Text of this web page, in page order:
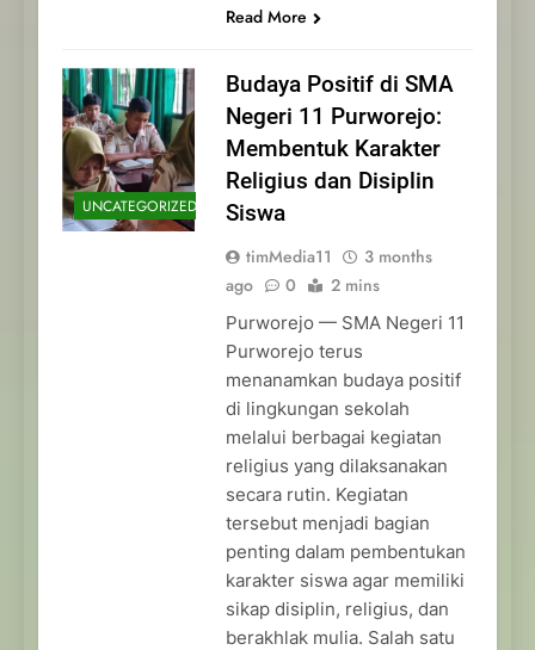
Read More
UNCATEGORIZED
Budaya Positif di SMA
Negeri 11 Purworejo:
Membentuk Karakter
Religius dan Disiplin
Siswa
timMedia11
3 months
ago
0 2 mins
Purworejo — SMA Negeri 11
Purworejo terus
menanamkan budaya positif
di lingkungan sekolah
melalui berbagai kegiatan
religius yang dilaksanakan
secara rutin. Kegiatan
tersebut menjadi bagian
penting dalam pembentukan
karakter siswa agar memiliki
sikap disiplin, religius, dan
berakhlak mulia. Salah satu